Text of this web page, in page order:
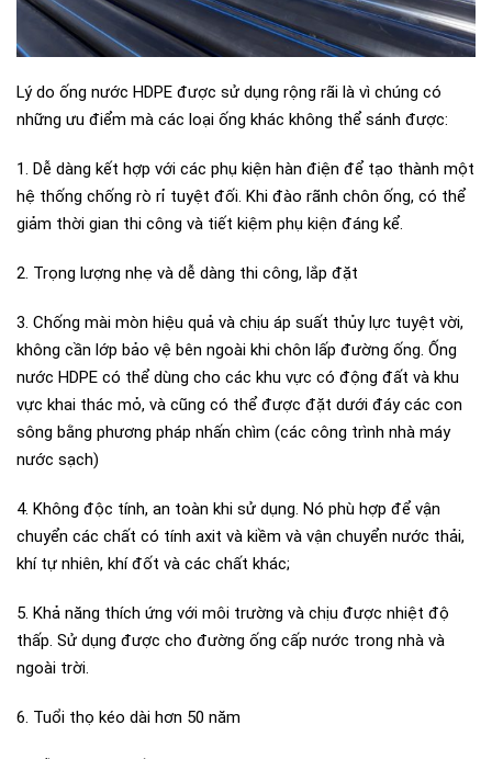
Lý do ống nước HDPE được sử dụng rộng rãi là vì chúng có
những ưu điểm mà các loại ống khác không thể sánh được:
1. Dễ dàng kết hợp với các phụ kiện hàn điện để tạo thành một
hệ thống chống rò rỉ tuyệt đối. Khi đào rãnh chôn ống, có thể
giảm thời gian thi công và tiết kiệm phụ kiện đáng kể.
2. Trọng lượng nhẹ và dễ dàng thi công, lắp đặt
3. Chống mài mòn hiệu quả và chịu áp suất thủy lực tuyệt vời,
không cần lớp bảo vệ bên ngoài khi chôn lấp đường ống. Ống
nước HDPE có thể dùng cho các khu vực có động đất và khu
vực khai thác mỏ, và cũng có thể được đặt dưới đáy các con
sông bằng phương pháp nhấn chìm (các công trình nhà máy
nước sạch)
4. Không độc tính, an toàn khi sử dụng. Nó phù hợp để vận
chuyển các chất có tính axit và kiềm và vận chuyển nước thải,
khí tự nhiên, khí đốt và các chất khác;
5. Khả năng thích ứng với môi trường và chịu được nhiệt độ
thấp. Sử dụng được cho đường ống cấp nước trong nhà và
ngoài trời.
6. Tuổi thọ kéo dài hơn 50 năm